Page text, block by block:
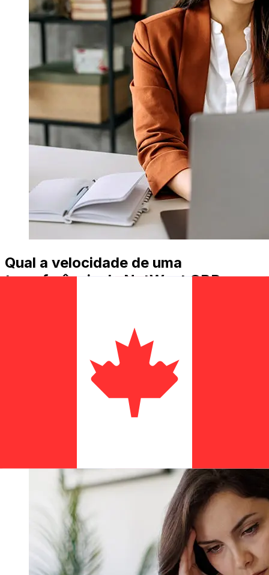
Qual a velocidade de uma
transferência de NatWest GBP para
com NatWest de Reino Unido para Canadá variam de
acordo com o método de pagamento e o horário da
transação. Normalmente, as transferências bancárias
internacionais levam de 1 a 5 dias úteis. Fatores como
feriados bancários e verificações de segurança também
podem afetar a entrega. Verifique os horários limite de
NatWest para evitar atrasos.